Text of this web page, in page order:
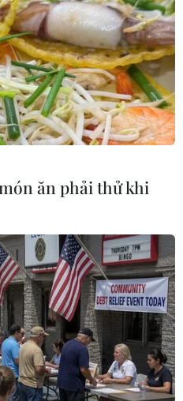
trò trung lập trong
mạnh lập trường trung lập
nghị hòa bình được tổ
không ảnh hưởng đến vai
ăn phải thử khi